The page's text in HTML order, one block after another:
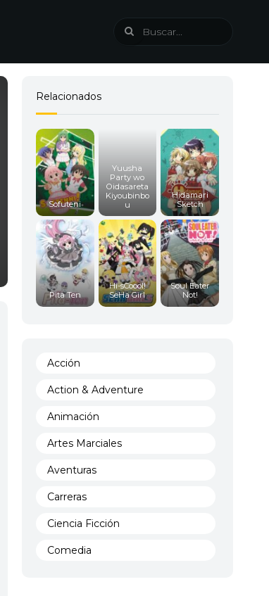
Relacionados
Sofuteni
Yuusha
Party wo
Oidasareta
Kiyoubinbo
u
Hidamari
Sketch
Pita Ten
Hi-sCoool!
SeHa Girl
Soul Eater
Not!
Acción
Action & Adventure
Animación
Artes Marciales
Aventuras
Carreras
Ciencia Ficción
Comedia